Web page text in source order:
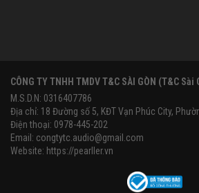
CÔNG TY TNHH TMDV T&C SÀI GÒN (T&C
M.S.D.N: 0316407786
Địa chỉ: 18 Đường số 5, KĐT Vạn Phúc City,
Điện thoại: 0978-445-202
Email: congtytc.audio@gmail.com
Website: https://pearller.vn